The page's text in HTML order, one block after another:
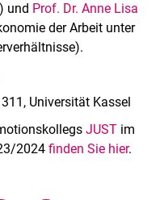
und Prof. Dr. Anne Lisa
der Arbeit unter
Universität Kassel
JUST im
2024 finden Sie hier.